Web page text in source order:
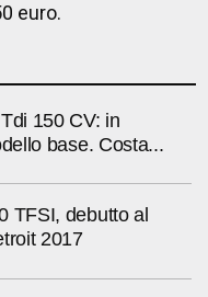
euro.
150 CV: in
base. Costa...
TFSI, debutto al
2017